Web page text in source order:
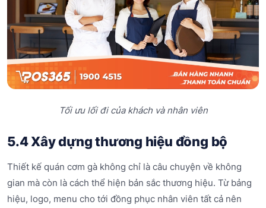
Tối ưu lối đi của khách và nhân viên
5.4 Xây dựng thương hiệu đồng bộ
Thiết kế quán cơm gà không chỉ là câu chuyện về không
gian mà còn là cách thể hiện bản sắc thương hiệu. Từ bảng
hiệu, logo, menu cho tới đồng phục nhân viên tất cả nên